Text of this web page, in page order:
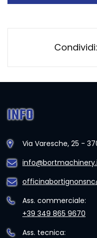
Condividi:
INFO
Via Varesche, 25 -
Ass. commerciale:
+39 349 865 9670
Ass. tecnica: